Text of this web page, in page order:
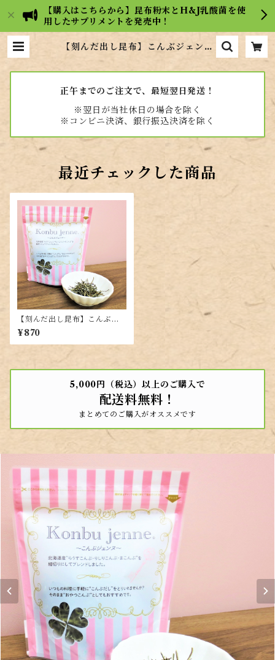
【購入はこちらから】昆布粉末とH&J乳酸菌を使
用したサプリメントを発売中！
【刻んだ出し昆布】こんぶジェンヌ
ロコンフーズ通販サイト
正午までのご注文で、最短翌日発送！
※翌日が当社休日の場合を除く
※コンビニ決済、銀行振込決済を除く
最近チェックした商品
【刻んだ出し昆布】こんぶジ
ェンヌ35g【羅臼・利尻・真昆
布の黄金比率ブレンド】
¥870
5,000円（税込）以上のご購入で
配送料無料！
まとめてのご購入がオススメです